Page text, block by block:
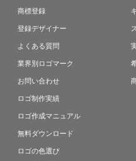
商標登録
登録デザイナー
よくある質問
業界別ロゴマーク
お問い合わせ
ロゴ制作実績
ロゴ作成マニュアル
無料ダウンロード
ロゴの色選び